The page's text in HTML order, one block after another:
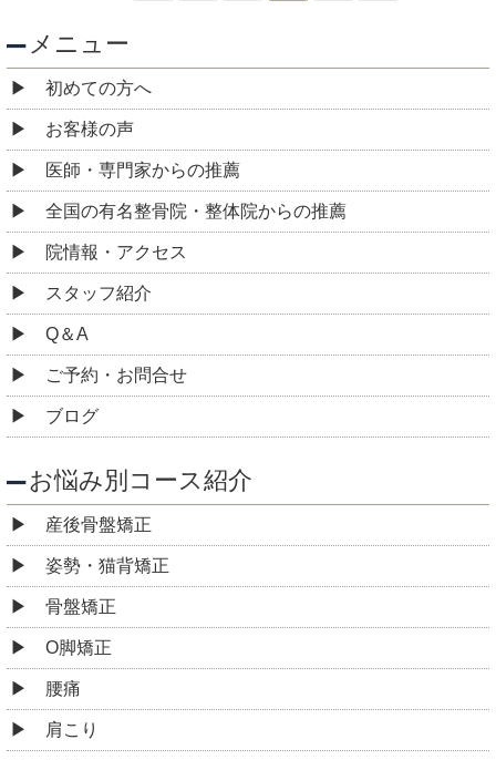
メニュー
初めての方へ
お客様の声
医師・専門家からの推薦
全国の有名整骨院・整体院からの推薦
院情報・アクセス
スタッフ紹介
Q＆A
ご予約・お問合せ
ブログ
お悩み別コース紹介
産後骨盤矯正
姿勢・猫背矯正
骨盤矯正
O脚矯正
腰痛
肩こり